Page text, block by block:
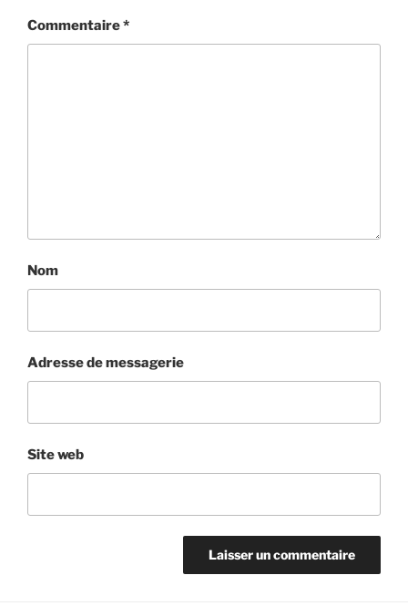
Commentaire*
Nom
Adresse de messagerie
Site web